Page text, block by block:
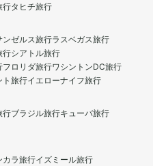
行タヒチ旅行
ンゼルス旅行ラスベガス旅行
行シアトル旅行
フロリダ旅行ワシントンDC旅行
ト旅行イエローナイフ旅行
行ブラジル旅行キューバ旅行
カラ旅行イズミール旅行